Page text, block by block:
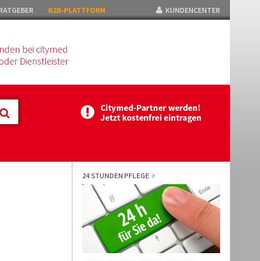
B2B-PLATTFORM KUNDENCENTER
bei citymed
Dienstleister
24 STUNDEN PFLEGE